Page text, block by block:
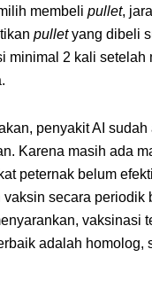
membeli pullet,
pulletyang dibeli
minimal 2 kali setelah
penyakit AI
Karena masih ada
peternak belum
secara periodik
vaksinasi
adalah homolog,